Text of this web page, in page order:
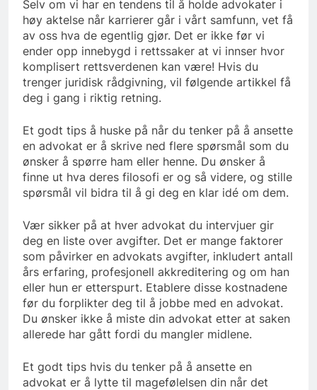
Selv om vi har en tendens til å holde advokater i
høy aktelse når karrierer går i vårt samfunn, vet få
av oss hva de egentlig gjør. Det er ikke før vi
ender opp innebygd i rettssaker at vi innser hvor
komplisert rettsverdenen kan være! Hvis du
trenger juridisk rådgivning, vil følgende artikkel få
deg i gang i riktig retning.
Et godt tips å huske på når du tenker på å ansette
en advokat er å skrive ned flere spørsmål som du
ønsker å spørre ham eller henne. Du ønsker å
finne ut hva deres filosofi er og så videre, og stille
spørsmål vil bidra til å gi deg en klar idé om dem.
Vær sikker på at hver advokat du intervjuer gir
deg en liste over avgifter. Det er mange faktorer
som påvirker en advokats avgifter, inkludert antall
års erfaring, profesjonell akkreditering og om han
eller hun er etterspurt. Etablere disse kostnadene
før du forplikter deg til å jobbe med en advokat.
Du ønsker ikke å miste din advokat etter at saken
allerede har gått fordi du mangler midlene.
Et godt tips hvis du tenker på å ansette en
advokat er å lytte til magefølelsen din når det